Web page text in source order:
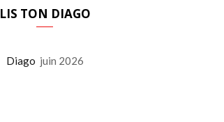
LIS TON DIAGO
Diago juin 2026